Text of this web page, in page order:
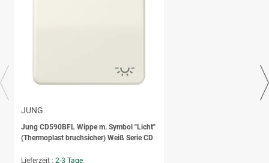
JUNG
Jung CD590BFL Wippe m. Symbol "Licht"
(Thermoplast bruchsicher) Weiß Serie CD
Lieferzeit : 2-3 Tage